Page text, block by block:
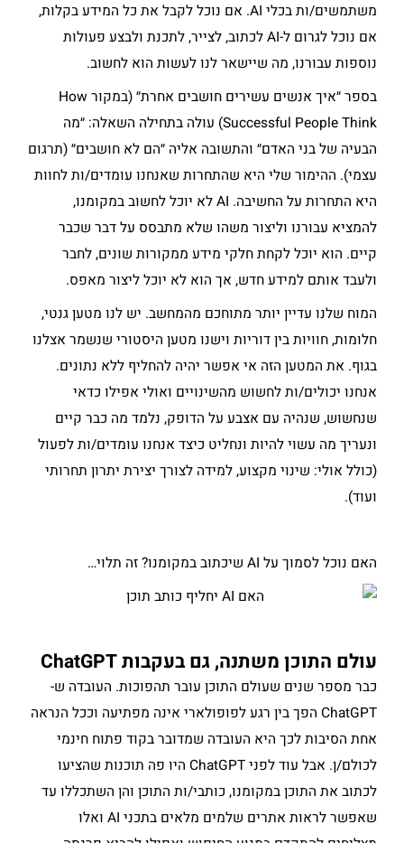
משתמשים/ות בכלי AI. אם נוכל לקבל את כל המידע בקלות,
אם נוכל לגרום ל-AI לכתוב, לצייר, לתכנת ולבצע פעולות
נוספות עבורנו, מה שיישאר לנו לעשות הוא לחשוב.
בספר ״איך אנשים עשירים חושבים אחרת״ (במקור How
Successful People Think) עולה בתחילה השאלה: ״מה
הבעיה של בני האדם״ והתשובה אליה ״הם לא חושבים״ (תרגום
עצמי). ההימור שלי היא שהתחרות שאנחנו עומדים/ות לחוות
היא התחרות על החשיבה. AI לא יוכל לחשוב במקומנו,
להמציא עבורנו וליצור משהו שלא מתבסס על דבר שכבר
קיים. הוא יוכל לקחת חלקי מידע ממקורות שונים, לחבר
ולעבד אותם למידע חדש, אך הוא לא יוכל ליצור מאפס.
המוח שלנו עדיין יותר מתוחכם מהמחשב. יש לנו מטען גנטי,
חלומות, חוויות בין דוריות וישנו מטען היסטורי שנשמר אצלנו
בגוף. את המטען הזה אי אפשר יהיה להחליף ללא נתונים.
אנחנו יכולים/ות לחשוש מהשינויים ואולי אפילו כדאי
שנחשוש, שנהיה עם אצבע על הדופק, נלמד מה כבר קיים
ונעריך מה עשוי להיות ונחליט כיצד אנחנו עומדים/ות לפעול
(כולל אולי: שינוי מקצוע, למידה לצורך יצירת יתרון תחרותי
ועוד).
האם נוכל לסמוך על AI שיכתוב במקומנו? זה תלוי…
עולם התוכן משתנה, גם בעקבות ChatGPT
כבר מספר שנים שעולם התוכן עובר תהפוכות. העובדה ש-
ChatGPT הפך בין רגע לפופולארי אינה מפתיעה וככל הנראה
אחת הסיבות לכך היא העובדה שמדובר בקוד פתוח חינמי
לכולם/ן. אבל עוד לפני ChatGPT היו פה תוכנות שהציעו
לכתוב את התוכן במקומנו, כותבי/ות התוכן והן השתכללו עד
שאפשר לראות אתרים שלמים מלאים בתכני AI ואלו